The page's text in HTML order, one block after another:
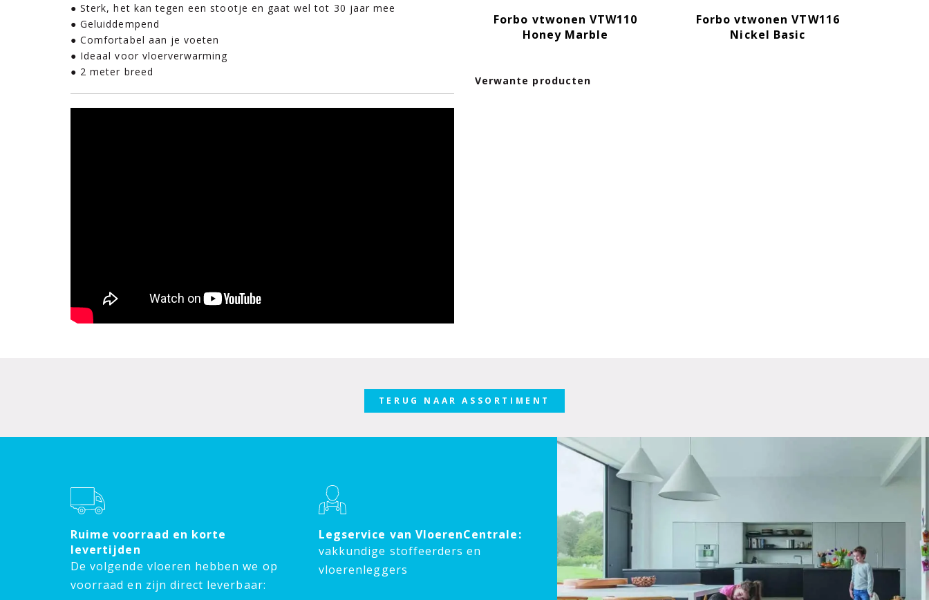
● Sterk, het kan tegen een stootje en gaat wel tot 30 jaar mee
● Geluiddempend
● Comfortabel aan je voeten
● Ideaal voor vloerverwarming
● 2 meter breed
Verwante producten
Forbo vtwonen VTW110
Honey Marble
Forbo vtwonen VTW116
Nickel Basic
TERUG NAAR ASSORTIMENT
Ruime voorraad en korte
levertijden
De volgende vloeren hebben we op
voorraad en zijn direct leverbaar:
Legservice van VloerenCentrale:
vakkundige stoffeerders en
vloerenleggers